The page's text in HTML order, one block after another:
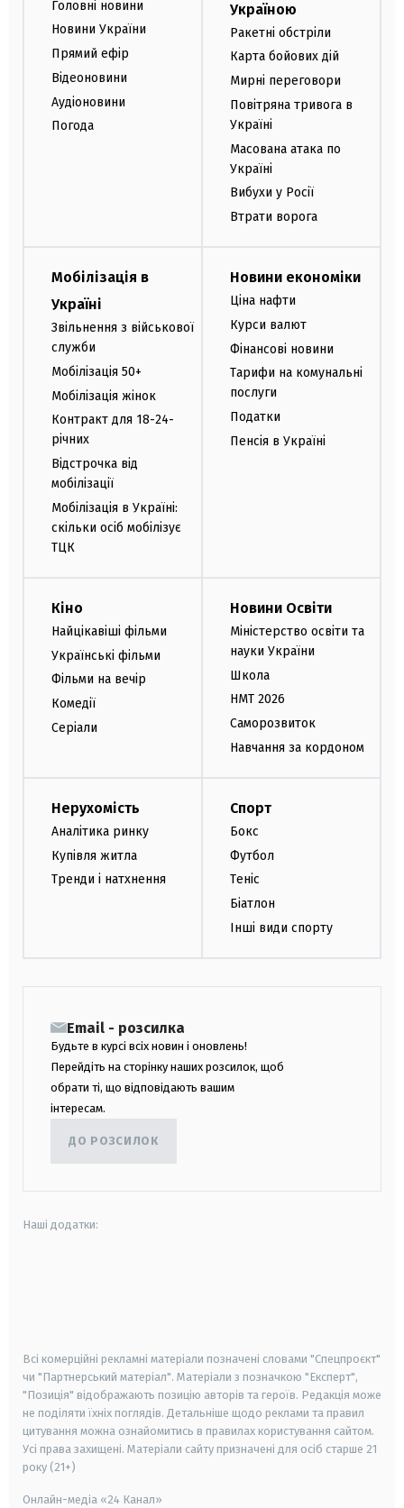
Головні новини
Новини України
Прямий ефір
Відеоновини
Аудіоновини
Погода
Україною
Ракетні обстріли
Карта бойових дій
Мирні переговори
Повітряна тривога в
Україні
Масована атака по
Україні
Вибухи у Росії
Втрати ворога
Мобілізація в
Україні
Звільнення з військової
служби
Мобілізація 50+
Мобілізація жінок
Контракт для 18-24-
річних
Відстрочка від
мобілізації
Мобілізація в Україні:
скільки осіб мобілізує
ТЦК
Новини економіки
Ціна нафти
Курси валют
Фінансові новини
Тарифи на комунальні
послуги
Податки
Пенсія в Україні
Кіно
Найцікавіші фільми
Українські фільми
Фільми на вечір
Комедії
Серіали
Новини Освіти
Міністерство освіти та
науки України
Школа
НМТ 2026
Саморозвиток
Навчання за кордоном
Нерухомість
Аналітика ринку
Купівля житла
Тренди і натхнення
Спорт
Бокс
Футбол
Теніс
Біатлон
Інші види спорту
Email - розсилка
Будьте в курсі всіх новин і оновлень!
Перейдіть на сторінку наших розсилок, щоб
обрати ті, що відповідають вашим
інтересам.
ДО РОЗСИЛОК
Наші додатки:
Всі комерційні рекламні матеріали позначені словами "Спецпроєкт"
чи "Партнерський матеріал". Матеріали з позначкою "Експерт",
"Позиція" відображають позицію авторів та героїв. Редакція може
не поділяти їхніх поглядів. Детальніше щодо реклами та правил
цитування можна ознайомитись в правилах користування сайтом.
Усі права захищені. Матеріали сайту призначені для осіб старше 21
року (21+)
Онлайн-медіа «24 Канал»